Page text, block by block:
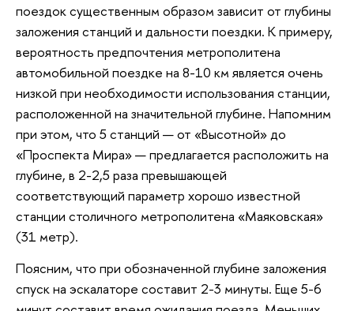
поездок существенным образом зависит от глубины
заложения станций и дальности поездки. К примеру,
вероятность предпочтения метрополитена
автомобильной поездке на 8-10 км является очень
низкой при необходимости использования станции,
расположенной на значительной глубине. Напомним
при этом, что 5 станций — от «Высотной» до
«Проспекта Мира» — предлагается расположить на
глубине, в 2-2,5 раза превышающей
соответствующий параметр хорошо известной
станции столичного метрополитена «Маяковская»
(31 метр).
Поясним, что при обозначенной глубине заложения
спуск на эскалаторе составит 2-3 минуты. Еще 5-6